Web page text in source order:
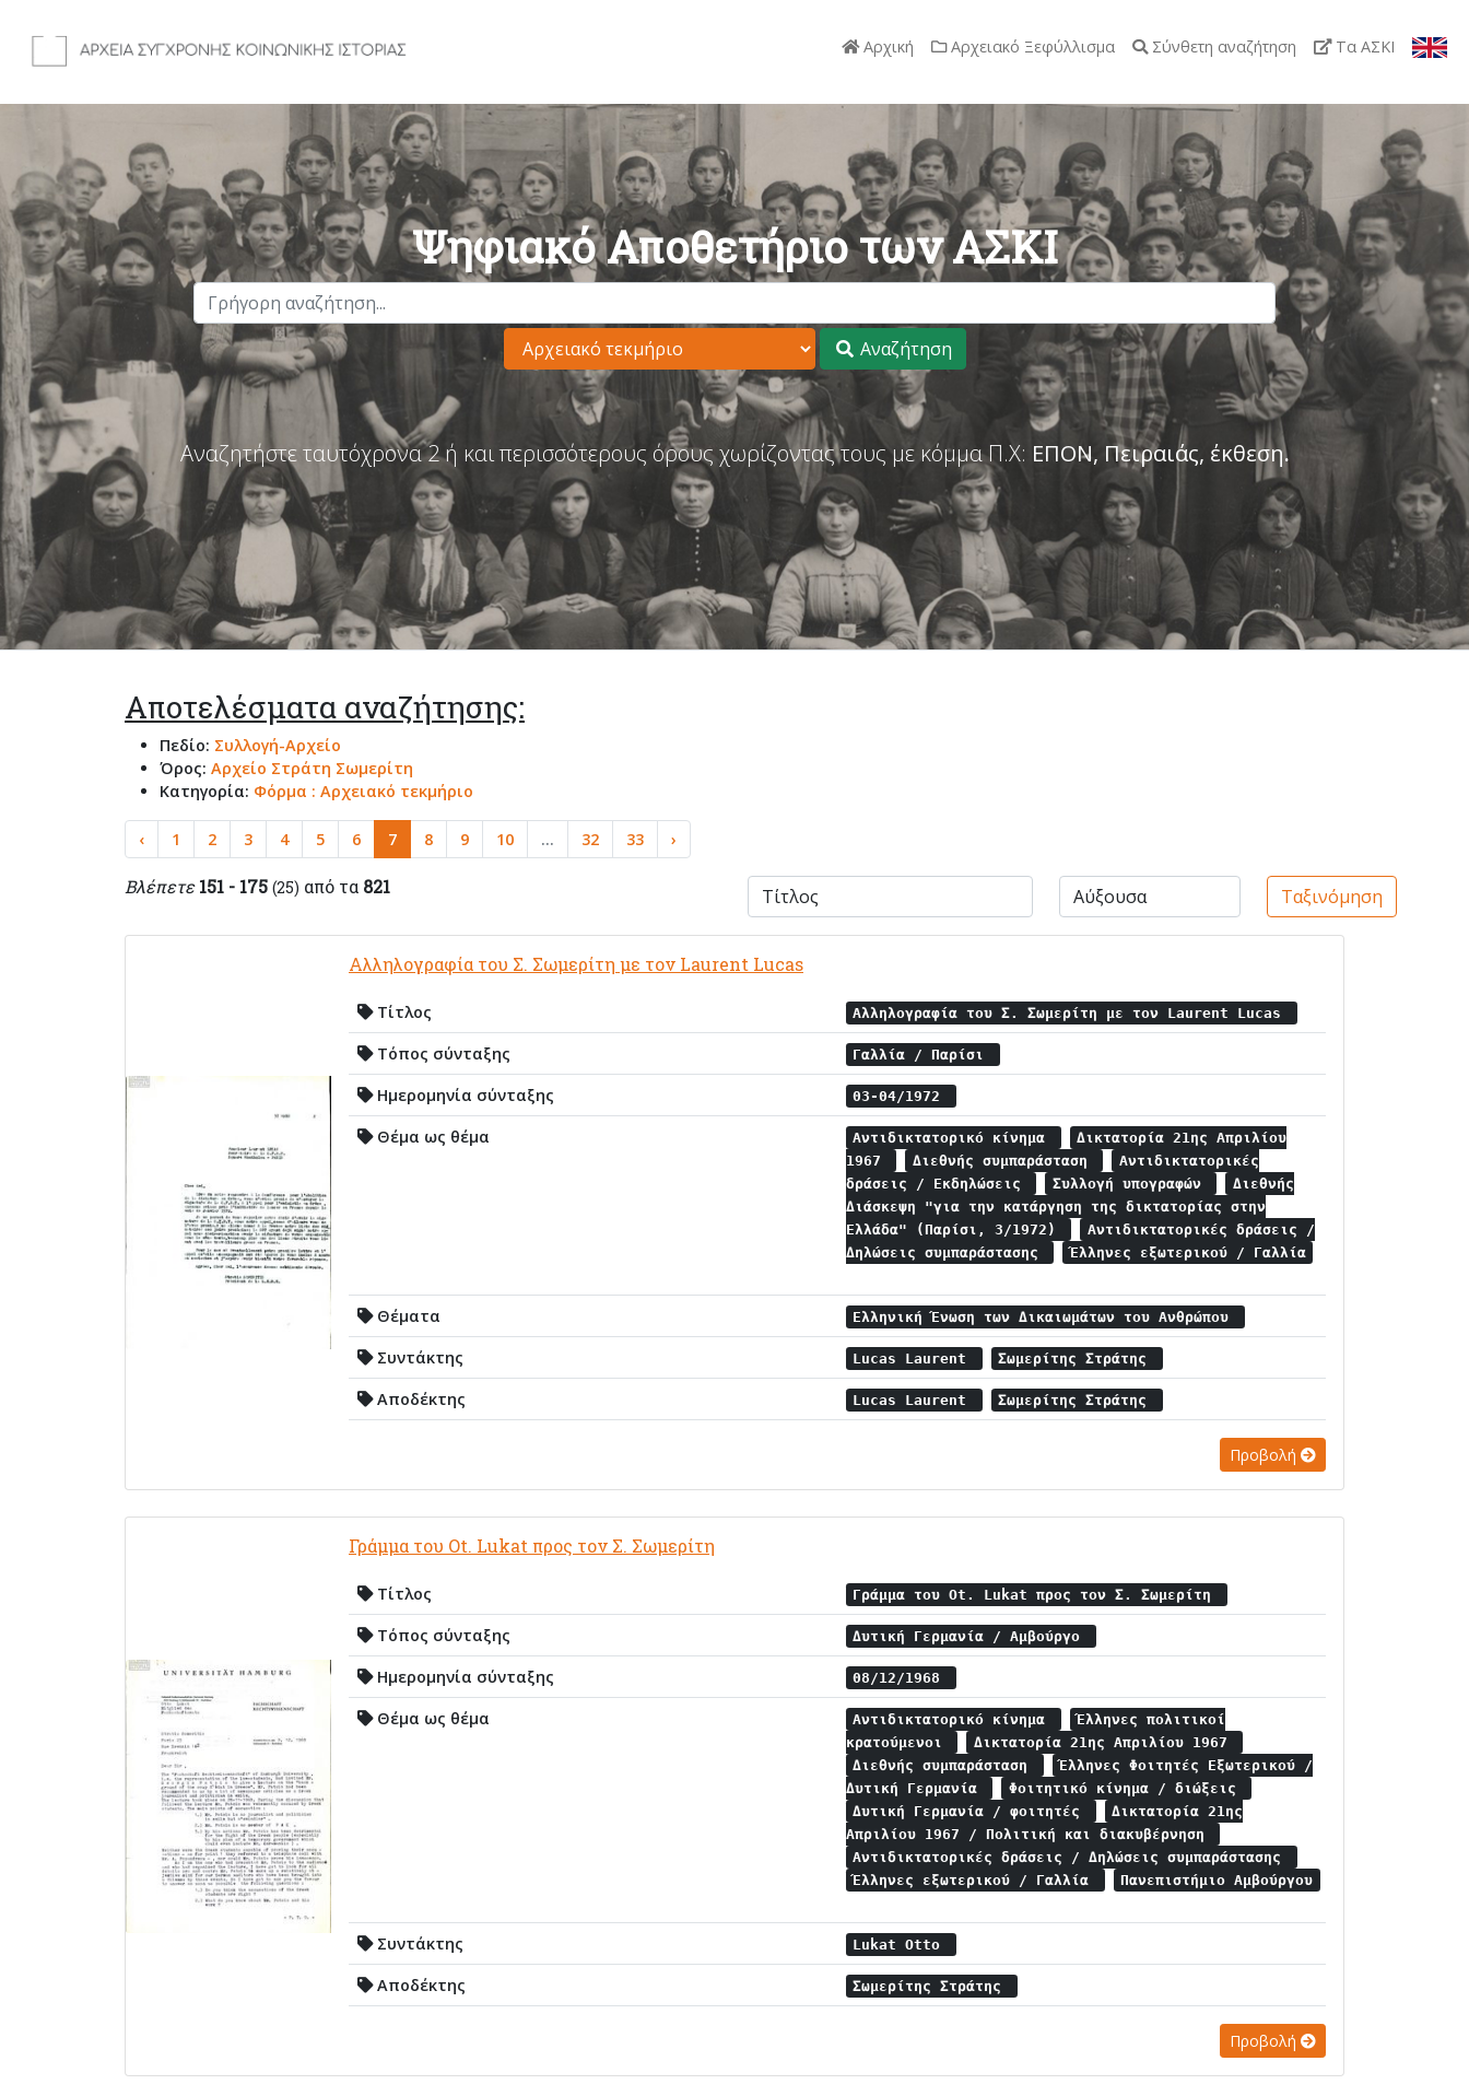
Αρχική Αρχειακό Ξεφύλλισμα Σύνθετη αναζήτηση Τα ΑΣΚΙ
Ψηφιακό Αποθετήριο των ΑΣΚΙ
Αναζήτηση
Αναζητήστε ταυτόχρονα 2 ή και περισσότερους όρους χωρίζοντας τους με κόμμα Π.Χ: ΕΠΟΝ, Πειραιάς, έκθεση.
Αποτελέσματα αναζήτησης:
Πεδίο: Συλλογή-Αρχείο
Όρος: Αρχείο Στράτη Σωμερίτη
Κατηγορία: Φόρμα : Αρχειακό τεκμήριο
‹ 1 2 3 4 5 6 7 8 9 10 ... 32 33 ›
Βλέπετε 151 - 175 (25) από τα 821 Ταξινόμηση
Αλληλογραφία του Σ. Σωμερίτη με τον Laurent Lucas
Τίτλος Αλληλογραφία του Σ. Σωμερίτη με τον Laurent Lucas
Τόπος σύνταξης Γαλλία / Παρίσι
Ημερομηνία σύνταξης 03-04/1972
Θέμα ως θέμα Αντιδικτατορικό κίνημα
Δικτατορία 21ης Απριλίου
1967
Διεθνής συμπαράσταση
Αντιδικτατορικές
δράσεις / Εκδηλώσεις
Συλλογή υπογραφών
Διεθνής
Διάσκεψη "για την κατάργηση της δικτατορίας στην
Ελλάδα" (Παρίσι, 3/1972)
Αντιδικτατορικές δράσεις /
Δηλώσεις συμπαράστασης
Έλληνες εξωτερικού / Γαλλία
Θέματα Ελληνική Ένωση των Δικαιωμάτων του Ανθρώπου
Συντάκτης Lucas Laurent Σωμερίτης Στράτης
Αποδέκτης Lucas Laurent Σωμερίτης Στράτης
Προβολή
Γράμμα του Ot. Lukat προς τον Σ. Σωμερίτη
Τίτλος Γράμμα του Ot. Lukat προς τον Σ. Σωμερίτη
Τόπος σύνταξης Δυτική Γερμανία / Αμβούργο
Ημερομηνία σύνταξης 08/12/1968
Θέμα ως θέμα Αντιδικτατορικό κίνημα
Έλληνες πολιτικοί
κρατούμενοι
Δικτατορία 21ης Απριλίου 1967
Διεθνής συμπαράσταση
Έλληνες Φοιτητές Εξωτερικού /
Δυτική Γερμανία
Φοιτητικό κίνημα / διώξεις
Δυτική Γερμανία / φοιτητές
Δικτατορία 21ης
Απριλίου 1967 / Πολιτική και διακυβέρνηση
Αντιδικτατορικές δράσεις / Δηλώσεις συμπαράστασης
Έλληνες εξωτερικού / Γαλλία
Πανεπιστήμιο Αμβούργου
Συντάκτης Lukat Otto
Αποδέκτης Σωμερίτης Στράτης
Προβολή